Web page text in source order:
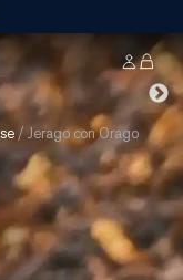
/Jerago con Orago